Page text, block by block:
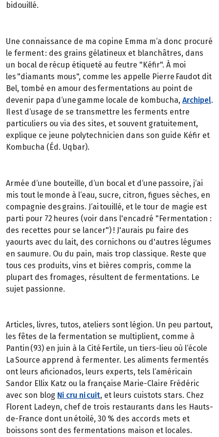
bidouillé.
Une connaissance de ma copine Emma m‘a donc procuré
le ferment : des grains gélatineux et blanchâtres, dans
un bocal de récup étiqueté au feutre "Kéfir". À moi
les "diamants mous", comme les appelle Pierre Faudot dit
Bel, tombé en amour des fermentations au point de
devenir papa d‘une gamme locale de kombucha, Archipel.
Il est d‘usage de se transmettre les ferments entre
particuliers ou via des sites, et souvent gratuitement,
explique ce jeune polytechnicien dans son guide Kéfir et
Kombucha (Éd. Uqbar).
Armée d‘une bouteille, d‘un bocal et d‘une passoire, j‘ai
mis tout le monde à l‘eau, sucre, citron, figues sèches, en
compagnie des grains. J‘ai touillé, et le tour de magie est
parti pour 72 heures (voir dans l'encadré "Fermentation :
des recettes pour se lancer") ! J'aurais pu faire des
yaourts avec du lait, des cornichons ou d'autres légumes
en saumure. Ou du pain, mais trop classique. Reste que
tous ces produits, vins et bières compris, comme la
plupart des fromages, résultent de fermentations. Le
sujet passionne.
Articles, livres, tutos, ateliers sont légion. Un peu partout,
les fêtes de la fermentation se multiplient, comme à
Pantin (93) en juin à la Cité Fertile, un tiers-lieu où l‘école
La Source apprend à fermenter. Les aliments fermentés
ont leurs aficionados, leurs experts, tels l‘américain
Sandor Ellix Katz ou la française Marie-Claire Frédéric
avec son blog Ni cru ni cuit, et leurs cuistots stars. Chez
Florent Ladeyn, chef de trois restaurants dans les Hauts-
de-France dont un étoilé, 30 % des accords mets et
boissons sont des fermentations maison et locales.